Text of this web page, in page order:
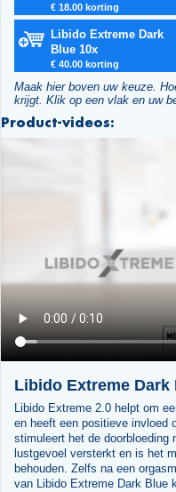
€ 18.00 korting
Libido Extreme Dark
Blue 10x
€ 40.00 korting
Maak hier boven uw keuze.
krijgt. Klik op een vlak en uw
Product-videos:
Libido Extreme Dark
Libido Extreme 2.0 helpt om
en heeft een positieve invloed
stimuleert het de doorbloeding
lustgevoel versterkt en is het
behouden. Zelfs na een
van Libido Extreme Dark Blue